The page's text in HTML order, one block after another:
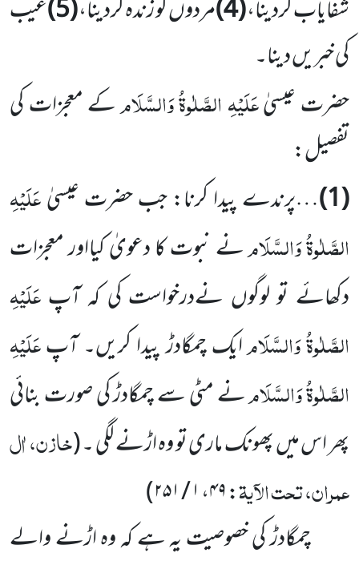
شفایاب کردینا،(4) مردوں کو زندہ کردینا،(5) غیب
کی خبریں دینا۔
حضرت عیسیٰعَلَیْہِ الصَّلٰوۃُ وَالسَّلَامکے معجزات کی
تفصیل:
(1) …پرندے پیدا کرنا: جب حضرت عیسیٰعَلَیْہِ
الصَّلٰوۃُ وَالسَّلَامنے نبوت کا دعویٰ کیااور معجزات
دکھائے تو لوگوں نےدرخواست کی کہ آپعَلَیْہِ
الصَّلٰوۃُ وَالسَّلَامایک چمگادڑ پیدا کریں۔ آپعَلَیْہِ
الصَّلٰوۃُ وَالسَّلَامنے مٹی سے چمگادڑ کی صورت بنائی
پھر اس میں پھونک ماری تو وہ اڑنے لگی ۔(خازن، اٰل
عمران، تحت الآیۃ: ۴۹، ۱ / ۲۵۱)
چمگادڑ کی خصوصیت یہ ہے کہ وہ اڑنے والے